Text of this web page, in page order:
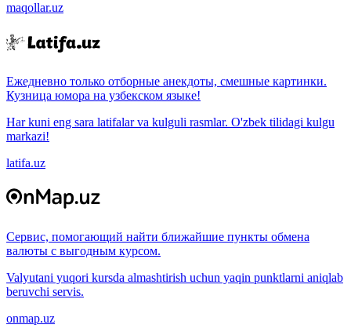
maqollar.uz
Ежедневно только отборные анекдоты, смешные картинки.
Кузница юмора на узбекском языке!
Har kuni eng sara latifalar va kulguli rasmlar. O'zbek tilidagi kulgu
markazi!
latifa.uz
Сервис, помогающий найти ближайшие пункты обмена
валюты с выгодным курсом.
Valyutani yuqori kursda almashtirish uchun yaqin punktlarni aniqlab
beruvchi servis.
onmap.uz